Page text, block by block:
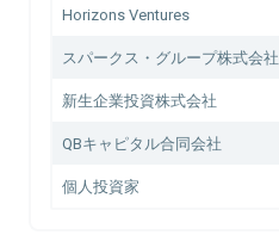
Horizons Ventures
スパークス・グループ株式会社
新生企業投資株式会社
QBキャピタル合同会社
個人投資家